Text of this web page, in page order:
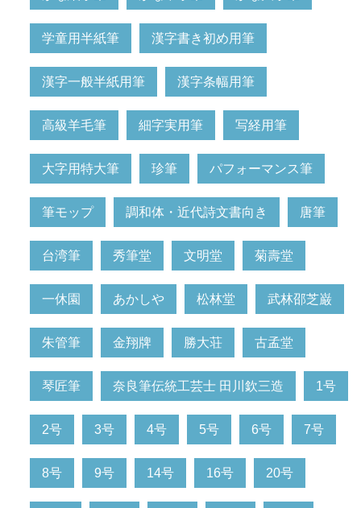
学童用半紙筆 漢字書き初め用筆
漢字一般半紙用筆 漢字条幅用筆
高級羊毛筆 細字実用筆 写経用筆
大字用特大筆 珍筆 パフォーマンス筆
筆モップ 調和体・近代詩文書向き 唐筆
台湾筆 秀筆堂 文明堂 菊壽堂
一休園 あかしや 松林堂 武林邵芝巌
朱管筆 金翔牌 勝大荘 古孟堂
琴匠筆 奈良筆伝統工芸士 田川欽三造 1号
2号 3号 4号 5号 6号 7号
8号 9号 14号 16号 20号